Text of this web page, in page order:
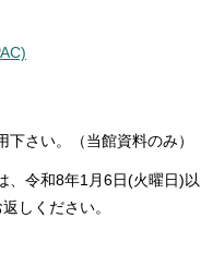
さい。（当館資料のみ）
、令和8年1月6日(火曜日)以
しください。